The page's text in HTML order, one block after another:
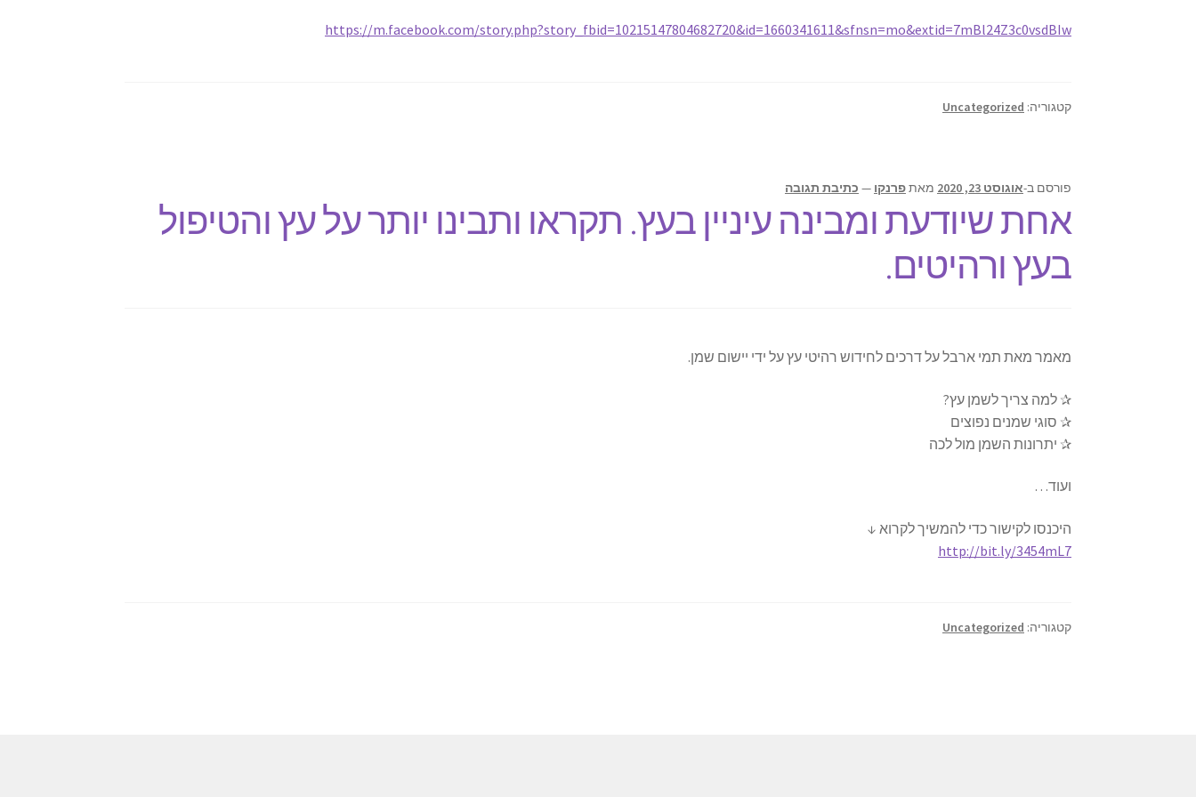
https://m.facebook.com/story.php?story_fbid=10215147804682720&id=1660341611&sfnsn=mo&extid=7mBl24Z3c0vsdBIw
קטגוריה: Uncategorized
פורסם ב-אוגוסט 23, 2020 מאתפרנקו — כתיבת תגובה
אחת שיודעת ומבינה עיניין בעץ. תקראו ותבינו יותר על עץ והטיפול
בעץ ורהיטים.
מאמר מאת תמי ארבל על דרכים לחידוש רהיטי עץ על ידי יישום שמן.
✰ למה צריך לשמן עץ?
✰ סוגי שמנים נפוצים
✰ יתרונות השמן מול לכה
ועוד…
היכנסו לקישור כדי להמשיך לקרוא ↓
http://bit.ly/3454mL7
קטגוריה: Uncategorized